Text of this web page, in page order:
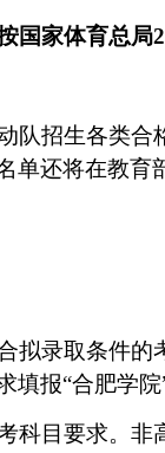
国家体育总局
队招生各类
单还将在教育
拟录取条件
填报“合肥学
科目要求。